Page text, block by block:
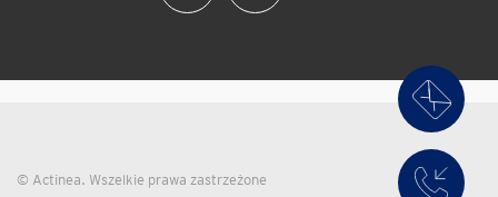
© Actinea. Wszelkie prawa zastrzeżone